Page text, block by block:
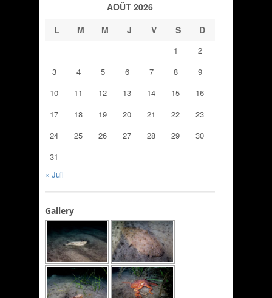
AOÛT 2026
L
M M J V S D
1
2
3
4 5 6 7 8
9
10
11 12 13 14 15
16
17
18 19 20 21 22
23
24
25 26 27 28 29
30
31
« Juil
Gallery